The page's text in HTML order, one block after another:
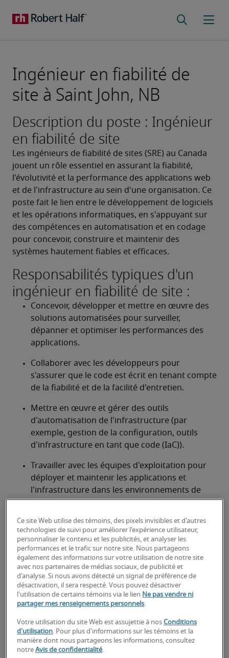
Ingénieur en fiabilité de
site à Saint John, NB
Description du poste : Ingénieur
en fiabilité de site
Les ingénieurs de fiabilité de sites (SRE) au Canada
jouent un rôle essentiel en assurant la fiabilité,
l'évolutivité et la performance des applications web
et de l'infrastructure au sein d'une organisation. Ce
poste fait le lien entre le développement de logiciels
et les opérations informatiques, en s'appuyant sur
des compétences en automatisation et en codage
pour concevoir, construire et maintenir des
systèmes hautement fiables et efficaces.
Responsabilités typiques d'un
ingénieur en fiabilité de site :
Concevoir, développer et mettre en œuvre des
solutions automatisées pour surveiller,
dépanner et optimiser les performances des
applications.
Collaborer avec les développeurs pour
s'assurer que le code est écrit en tenant compte
de la fiabilité et de la facilité d'entretien.
Mettre en œuvre et gérer des outils
d'automatisation de l'infrastructure (par
exemple, gestion de la configuration, outils
d'infrastructure en tant que code (IaC)).
Travailler avec les équipes d'exploitation pour
déployer et maintenir les applications et
l'infrastructure dans les environnements de
production.
Analyser les journaux et les mesures du
système pour identifier les goulots
d'étranglement de performances et les
problèmes potentiels.
Participer aux procédures de réponse aux
incidents afin de diagnostiquer et de résoudre
efficacement les problèmes de production.
Effectuer une analyse des causes profondes
afin d'identifier les causes sous-jacentes des
défaillances et mettre en œuvre des mesures
Ce site Web utilise des témoins, des pixels invisibles et d'autres
technologies de suivi pour améliorer l'expérience utilisateur,
personnaliser le contenu et les publicités, et analyser les
performances et le trafic sur notre site. Nous partageons
également des informations sur votre utilisation de notre site
avec nos partenaires de médias sociaux, de publicité et
d'analyse. Si nous avons détecté un signal de préférence de
désactivation, il sera respecté. Vous pouvez désactiver
l'utilisation de certains témoins via le lien Ne pas vendre ni
partager mes renseignements personnels.
Votre utilisation du site Web est assujettie à nosConditions
d'utilisation. Pour plus d'informations sur les témoins et la
manière dont nous partageons les informations, consultez
notreAvis de confidentialité.